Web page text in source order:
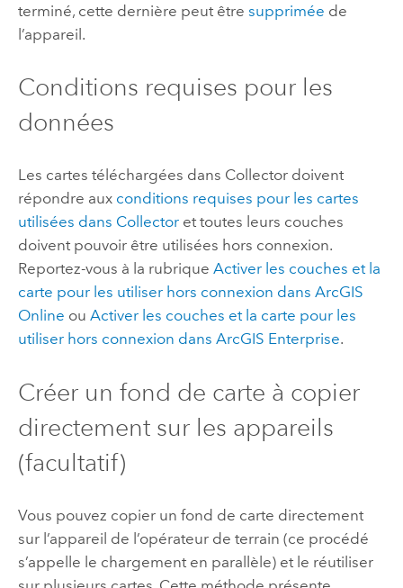
terminé, cette dernière peut être supprimée de
l’appareil.
Conditions requises pour les
données
Les cartes téléchargées dans Collectordoivent
répondre aux conditions requises pour les cartes
utilisées dans Collectoret toutes leurs couches
doivent pouvoir être utilisées hors connexion.
Reportez-vous à la rubrique Activer les couches et la
carte pour les utiliser hors connexion dans ArcGIS
Online ou Activer les couches et la carte pour les
utiliser hors connexion dans ArcGIS Enterprise.
Créer un fond de carte à copier
directement sur les appareils
(facultatif)
Vous pouvez copier un fond de carte directement
sur l’appareil de l’opérateur de terrain (ce procédé
s’appelle le chargement en parallèle) et le réutiliser